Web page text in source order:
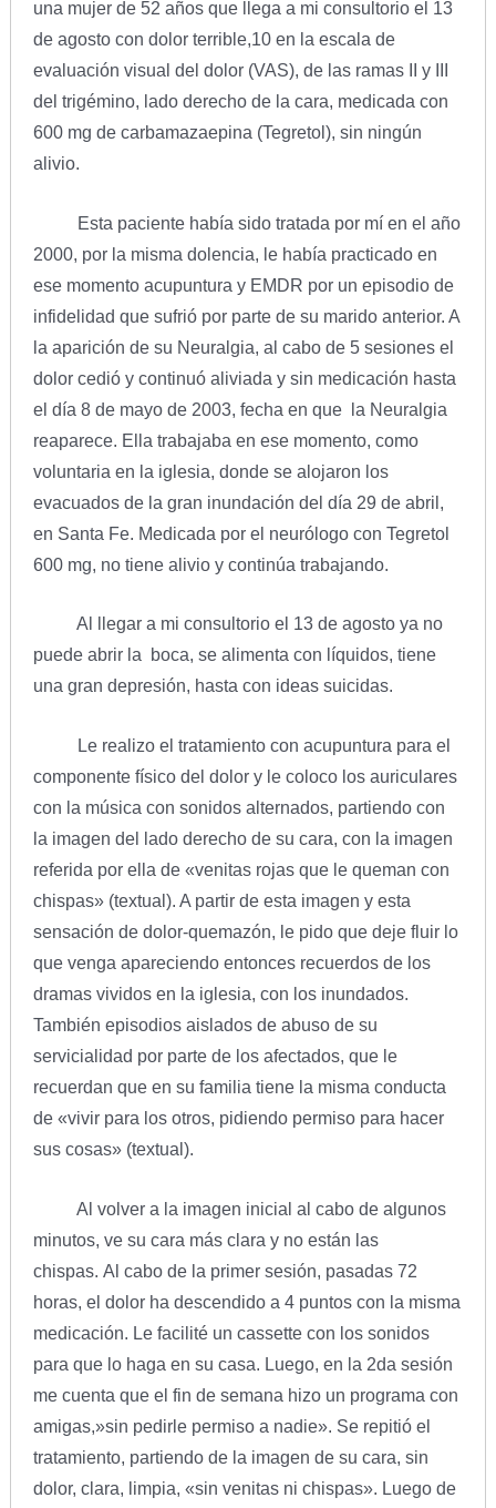
una mujer de 52 años que llega a mi consultorio el 13
de agosto con dolor terrible,10 en la escala de
evaluación visual del dolor (VAS), de las ramas II y III
del trigémino, lado derecho de la cara, medicada con
600 mg de carbamazaepina (Tegretol), sin ningún
alivio.
Esta paciente había sido tratada por mí en el año
2000, por la misma dolencia, le había practicado en
ese momento acupuntura y EMDR por un episodio de
infidelidad que sufrió por parte de su marido anterior. A
la aparición de su Neuralgia, al cabo de 5 sesiones el
dolor cedió y continuó aliviada y sin medicación hasta
el día 8 de mayo de 2003, fecha en que la Neuralgia
reaparece. Ella trabajaba en ese momento, como
voluntaria en la iglesia, donde se alojaron los
evacuados de la gran inundación del día 29 de abril,
en Santa Fe. Medicada por el neurólogo con Tegretol
600 mg, no tiene alivio y continúa trabajando.
Al llegar a mi consultorio el 13 de agosto ya no
puede abrir la boca, se alimenta con líquidos, tiene
una gran depresión, hasta con ideas suicidas.
Le realizo el tratamiento con acupuntura para el
componente físico del dolor y le coloco los auriculares
con la música con sonidos alternados, partiendo con
la imagen del lado derecho de su cara, con la imagen
referida por ella de «venitas rojas que le queman con
chispas» (textual). A partir de esta imagen y esta
sensación de dolor-quemazón, le pido que deje fluir lo
que venga apareciendo entonces recuerdos de los
dramas vividos en la iglesia, con los inundados.
También episodios aislados de abuso de su
servicialidad por parte de los afectados, que le
recuerdan que en su familia tiene la misma conducta
de «vivir para los otros, pidiendo permiso para hacer
sus cosas» (textual).
Al volver a la imagen inicial al cabo de algunos
minutos, ve su cara más clara y no están las
chispas. Al cabo de la primer sesión, pasadas 72
horas, el dolor ha descendido a 4 puntos con la misma
medicación. Le facilité un cassette con los sonidos
para que lo haga en su casa. Luego, en la 2da sesión
me cuenta que el fin de semana hizo un programa con
amigas,»sin pedirle permiso a nadie». Se repitió el
tratamiento, partiendo de la imagen de su cara, sin
dolor, clara, limpia, «sin venitas ni chispas». Luego de